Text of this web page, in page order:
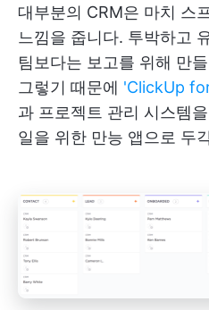
대부분의 CRM은 마치 스
느낌을 줍니다. 투박하고
팀보다는 보고를 위해 만
그렇기 때문에 'ClickUp
과 프로젝트 관리 시스템
일을 위한 만능 앱으로 두